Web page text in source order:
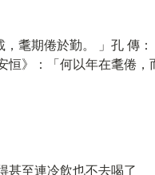
，耄期倦於勤。 」孔 傳
恒》：「何以年在耄倦
甚至連冷飲也不去喝了